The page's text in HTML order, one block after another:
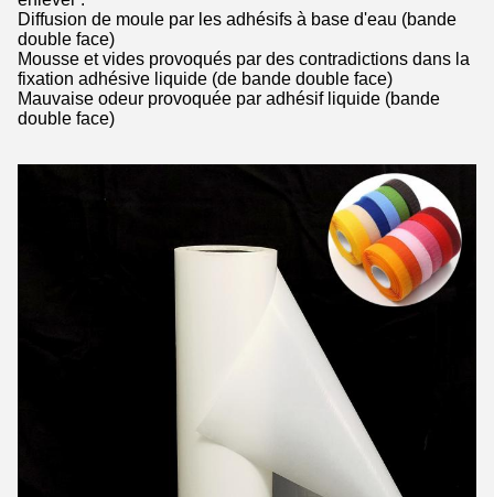
Diffusion de moule par les adhésifs à base d'eau (bande
double face)
Mousse et vides provoqués par des contradictions dans la
fixation adhésive liquide (de bande double face)
Mauvaise odeur provoquée par adhésif liquide (bande
double face)